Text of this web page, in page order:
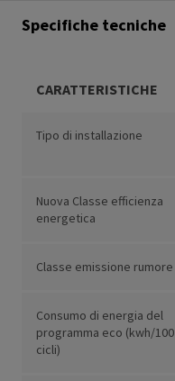
Specifiche tecniche
CARATTERISTICHE
Tipo di installazione
Nuova Classe efficienza
energetica
Classe emissione rumore
Consumo di energia del
programma eco (kwh/100
cicli)